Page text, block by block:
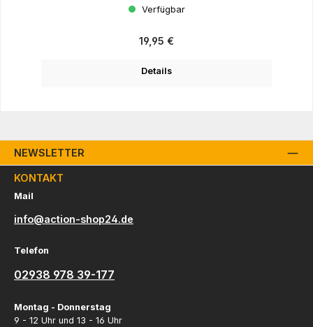
Verfügbar
Regulärer Preis:
19,95 €
Details
NEWSLETTER
KONTAKT
Mail
info@action-shop24.de
Telefon
02938 978 39-177
Montag - Donnerstag
9 - 12 Uhr und 13 - 16 Uhr